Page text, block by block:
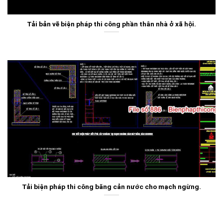
Tải bản vẽ biện pháp thi công phần thân nhà ở xã hội.
Tải biện pháp thi công băng cản nước cho mạch ngừng.